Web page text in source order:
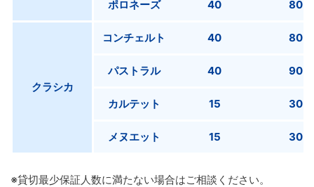
ポロネーズ 40 80
クラシカ
コンチェルト 40 80
パストラル 40 90
カルテット 15 30
メヌエット 15 30
※貸切最少保証人数に満たない場合はご相談ください。